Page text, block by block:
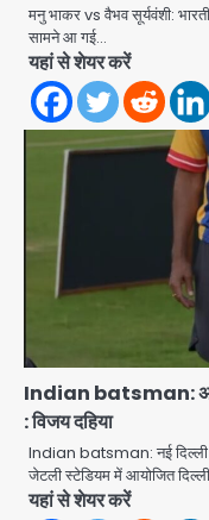
मनु भाकर vs वैभव सूर्यवंशी:
सामने आ गई…
यहां से शेयर करें
Indian batsman:
: विजय दहिया
Indian batsman: नई दिल्ली।
जेटली स्टेडियम में आयोजित
यहां से शेयर करें